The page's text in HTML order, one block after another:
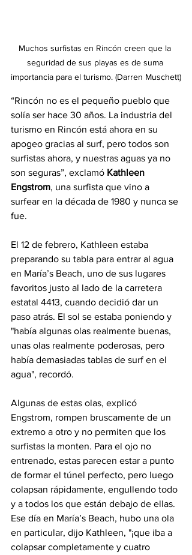
Muchos surfistas en Rincón creen que la
seguridad de sus playas es de suma
importancia para el turismo. (Darren Muschett)
“Rincón no es el pequeño pueblo que
solía ser hace 30 años. La industria del
turismo en Rincón está ahora en su
apogeo gracias al surf, pero todos son
surfistas ahora, y nuestras aguas ya no
son seguras”, exclamó Kathleen
Engstrom, una surfista que vino a
surfear en la década de 1980 y nunca se
fue.
El 12 de febrero, Kathleen estaba
preparando su tabla para entrar al agua
en María’s Beach, uno de sus lugares
favoritos justo al lado de la carretera
estatal 4413, cuando decidió dar un
paso atrás. El sol se estaba poniendo y
"había algunas olas realmente buenas,
unas olas realmente poderosas, pero
había demasiadas tablas de surf en el
agua", recordó.
Algunas de estas olas, explicó
Engstrom, rompen bruscamente de un
extremo a otro y no permiten que los
surfistas la monten. Para el ojo no
entrenado, estas parecen estar a punto
de formar el túnel perfecto, pero luego
colapsan rápidamente, engullendo todo
y a todos los que están debajo de ellas.
Ese día en María’s Beach, hubo una ola
en particular, dijo Kathleen, "¡que iba a
colapsar completamente y cuatro